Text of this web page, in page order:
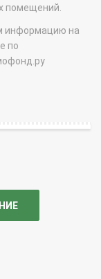
помещений.
информацию на
по